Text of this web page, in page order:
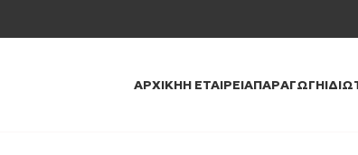
ΑΡΧΙΚΉΗ ΕΤΑΙΡΕΊΑΠΑΡΑΓΩΓΉ